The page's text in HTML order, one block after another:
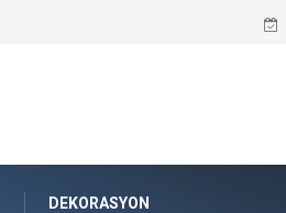
DEKORASYON